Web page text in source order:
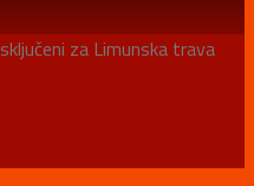
za Limunska trava